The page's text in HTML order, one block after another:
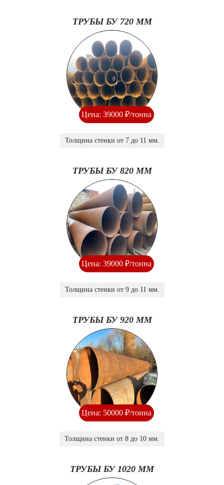
ТРУБЫ БУ 720 ММ
Цена: 39000 ₽/тонна
Толщина стенки от 7 до 11 мм.
ТРУБЫ БУ 820 ММ
Цена: 39000 ₽/тонна
Толщина стенки от 9 до 11 мм.
ТРУБЫ БУ 920 ММ
Цена: 50000 ₽/тонна
Толщина стенки от 8 до 10 мм.
ТРУБЫ БУ 1020 ММ